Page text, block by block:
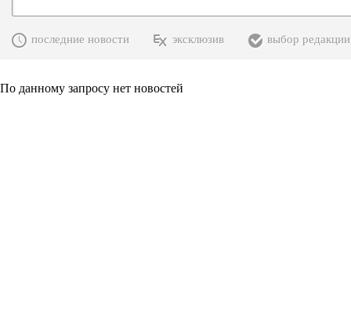
последние новости эксклюзив выбор редакции
По данному запросу нет новостей